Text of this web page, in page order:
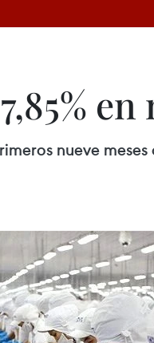
en
nueve